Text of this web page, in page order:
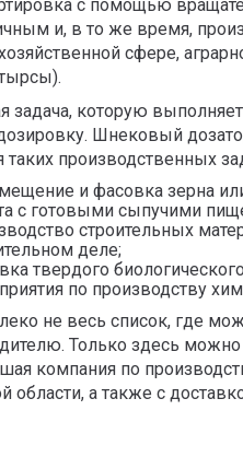
с помощью
и, в то же время,
сфере,
задача, которую
Шнековый
производственных
и фасовка зерна
с готовыми сыпучими
строительных
деле;
твердого
по производству
не весь список, где
Только здесь
компания по
области, а также с